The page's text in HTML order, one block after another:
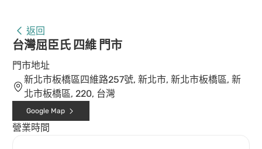
返回
台灣屈臣氏 四維 門市
門市地址
新北市板橋區四維路257號, 新北市, 新北市板橋區, 新
北市板橋區, 220, 台灣
Google Map
營業時間